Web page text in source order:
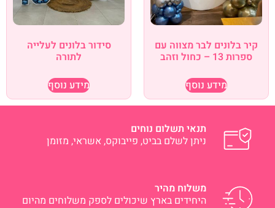
קיר בלונים לבר מצווה עם
ספרות 13 – כחול וזהב
מידע נוסף
סידור בלונים לעלייה
לתורה
מידע נוסף
תנאי תשלום נוחים
ניתן לשלם בביט, פייבוקס, אשראי, מזומן
משלוח מהיר
היחידים בארץ שיכולים לספק משלוחים מהיום